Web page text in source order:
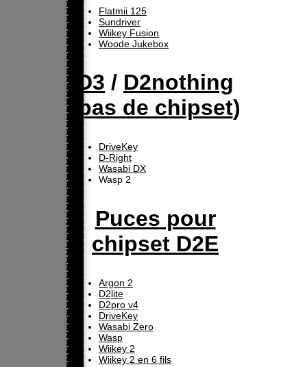
Flatmii 125
Sundriver
Wiikey Fusion
Woode Jukebox
D3 / D2nothing
pas de chipset)
DriveKey
D-Right
Wasabi DX
Wasp 2
Puces pour
chipset D2E
Argon 2
D2lite
D2pro v4
DriveKey
Wasabi Zero
Wasp
Wiikey 2
Wiikey 2 en 6 fils